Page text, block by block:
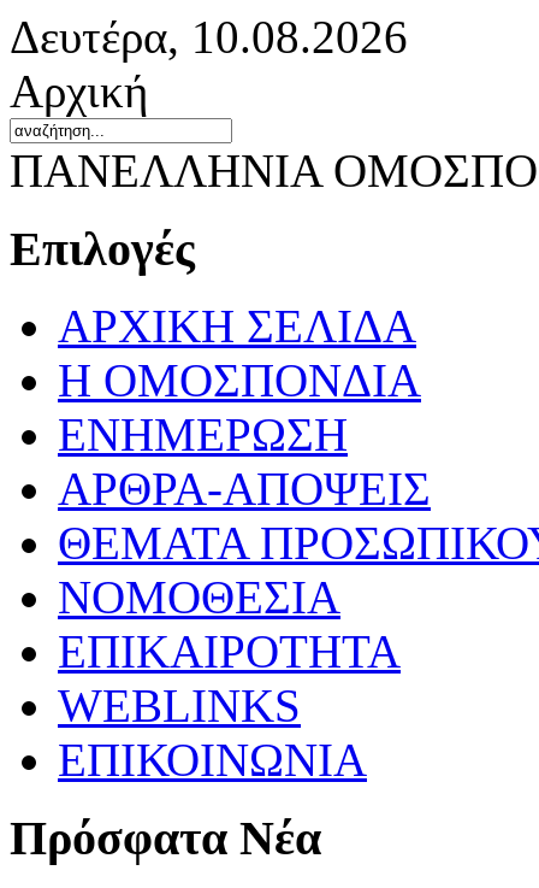
Δευτέρα, 10.08.2026
Αρχική
ΠΑΝΕΛΛΗΝΙΑ
Επιλογές
ΑΡΧΙΚΗ ΣΕΛΙΔΑ
Η ΟΜΟΣΠΟΝΔΙΑ
ΕΝΗΜΕΡΩΣΗ
ΑΡΘΡΑ-ΑΠΟΨΕΙΣ
ΘΕΜΑΤΑ
ΝΟΜΟΘΕΣΙΑ
ΕΠΙΚΑΙΡΟΤΗΤΑ
WEBLINKS
ΕΠΙΚΟΙΝΩΝΙΑ
Πρόσφατα Νέα